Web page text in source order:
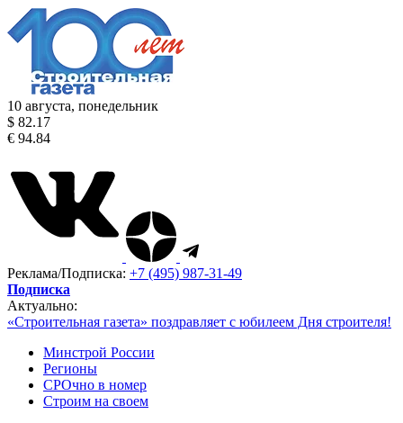
10 августа, понедельник
$ 82.17
€ 94.84
Реклама/Подписка: +7 (495) 987-31-49
Подписка
Актуально:
«Строительная газета» поздравляет с юбилеем Дня строителя!
Минстрой России
Регионы
СРОчно в номер
Строим на своем